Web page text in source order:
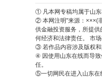
① 凡本网专稿均属于山东
② 本网注明"来源：×××(
供金融投资服务，所提
何经济和法律责任。 市
③ 若作品内容涉及版权
④ 因使用山东在线而导
任。
⑤一切网民在进入山东在